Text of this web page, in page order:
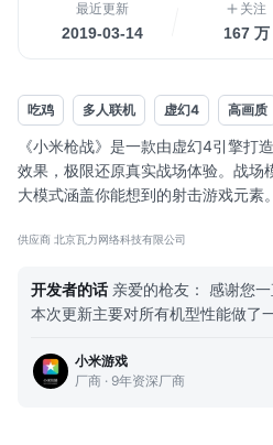
最近更新
2019-03-14
关注
167 万
吃鸡 多人联机 虚幻4 高画质
《小米枪战》是一款由虚幻4引擎打
效果，极限还原真实战场体验。战场
大模式涵盖你能想到的射击游戏元素。
还原真实的大战场！24VS24的两军
陆空对垒紧张刺激、兵种配合夺旗突
体”的战场体验。
【经典PVP】
拥有众多经典玩法：团队复生、爆破
供应商 北京瓦力网络科技有限公司
开发者的话 亲爱的枪友： 感谢您
本次更新主要对所有机型性能做了
地图，诚邀您再次体验，同时希望
议，我们会在社区开放相关的收集
小米游戏
厂商 · 9年资深厂商